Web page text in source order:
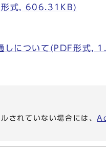
形式, 606.31KB)
しについて(PDF形式,
されていない場合には、